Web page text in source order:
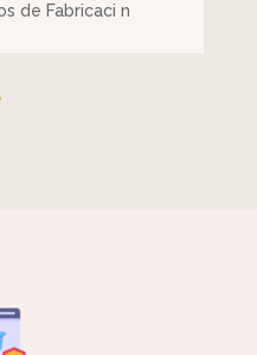
de Fabricaci n